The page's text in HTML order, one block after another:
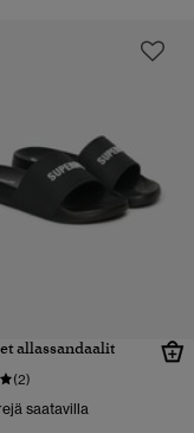
allassandaalit
(2)
saatavilla